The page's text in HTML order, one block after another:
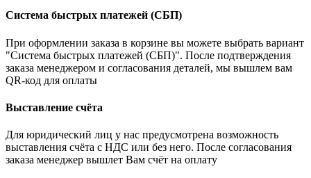
Система быстрых платежей (СБП)
При оформлении заказа в корзине вы можете выбрать вариант
"Система быстрых платежей (СБП)". После подтверждения
заказа менеджером и согласования деталей, мы вышлем вам
QR-код для оплаты
Выставление счёта
Для юридический лиц у нас предусмотрена возможность
выставления счёта с НДС или без него. После согласования
заказа менеджер вышлет Вам счёт на оплату